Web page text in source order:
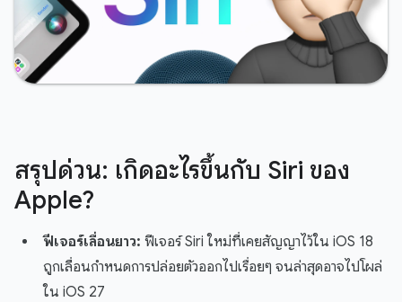
สรุปด่วน: เกิดอะไรขึ้นกับ Siri ของ
Apple?
ฟีเจอร์เลื่อนยาว: ฟีเจอร์ Siri ใหม่ที่เคยสัญญาไว้ใน iOS 18
ถูกเลื่อนกำหนดการปล่อยตัวออกไปเรื่อยๆ จนล่าสุดอาจไปโผล่
ใน iOS 27